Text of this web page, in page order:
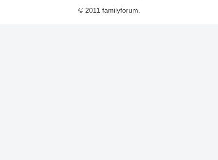
© 2011 familyforum.